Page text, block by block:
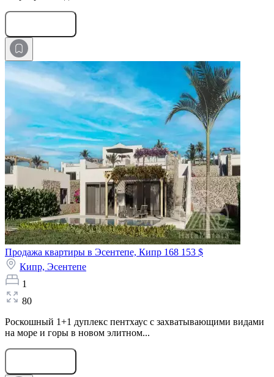
Продажа квартиры в Эсентепе, Кипр 168 153 $
Кипр, Эсентепе
1
80
Роскошный 1+1 дуплекс пентхаус с захватывающими видами
на море и горы в новом элитном...